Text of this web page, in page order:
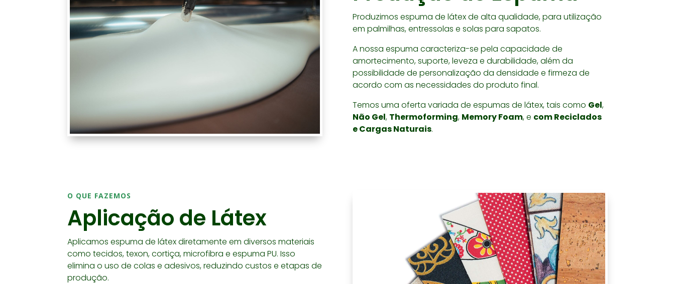
Produzimos espuma de látex de alta qualidade, para utilização
em palmilhas, entressolas e solas para sapatos.
A nossa espuma caracteriza-se pela capacidade de
amortecimento, suporte, leveza e durabilidade, além da
possibilidade de personalização da densidade e firmeza de
acordo com as necessidades do produto final.
Temos uma oferta variada de espumas de látex, tais como Gel,
Não Gel, Thermoforming, Memory Foam, e com Reciclados
e Cargas Naturais.
O QUE FAZEMOS
Aplicação de Látex
Aplicamos espuma de látex diretamente em diversos materiais
como tecidos, texon, cortiça, microfibra e espuma PU. Isso
elimina o uso de colas e adesivos, reduzindo custos e etapas de
produção.